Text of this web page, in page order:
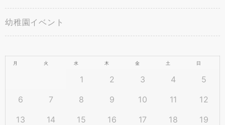
幼稚園イベント
月 火 水 木 金 土 日
1 2 3 4
5
6
7 8 9 10 11
12
13
14 15 16 17 18
19